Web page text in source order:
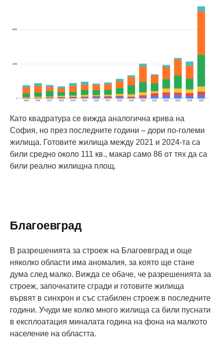
Като квадратура се вижда аналогична крива на
София, но през последните години – дори по-големи
жилища. Готовите жилища между 2021 и 2024-та са
били средно около 111 кв., макар само 86 от тях да са
били реално жилищна площ.
Благоевград
В разрешенията за строеж на Благоевград и още
няколко области има аномалия, за която ще стане
дума след малко. Вижда се обаче, че разрешенията за
строеж, започнатите сгради и готовите жилища
вървят в синхрон и със стабилен строеж в последните
години. Учуди ме колко много жилища са били пуснати
в експлоатация миналата година на фона на малкото
население на областта.